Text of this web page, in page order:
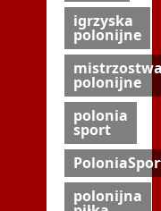
igrzyska
polonijne
polonijne
polonia
sport
polonijna